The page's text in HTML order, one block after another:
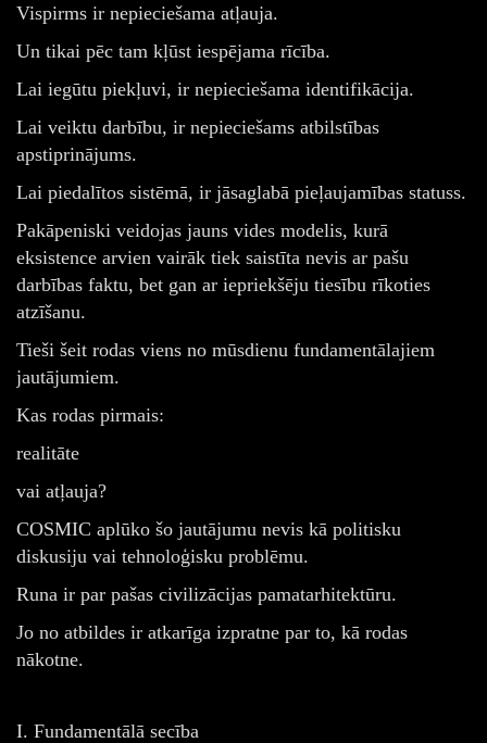
Vispirms ir nepieciešama atļauja.
Un tikai pēc tam kļūst iespējama rīcība.
Lai iegūtu piekļuvi, ir nepieciešama identifikācija.
Lai veiktu darbību, ir nepieciešams atbilstības
apstiprinājums.
Lai piedalītos sistēmā, ir jāsaglabā pieļaujamības statuss.
Pakāpeniski veidojas jauns vides modelis, kurā
eksistence arvien vairāk tiek saistīta nevis ar pašu
darbības faktu, bet gan ar iepriekšēju tiesību rīkoties
atzīšanu.
Tieši šeit rodas viens no mūsdienu fundamentālajiem
jautājumiem.
Kas rodas pirmais:
realitāte
vai atļauja?
COSMIC aplūko šo jautājumu nevis kā politisku
diskusiju vai tehnoloģisku problēmu.
Runa ir par pašas civilizācijas pamatarhitektūru.
Jo no atbildes ir atkarīga izpratne par to, kā rodas
nākotne.
I. Fundamentālā secība